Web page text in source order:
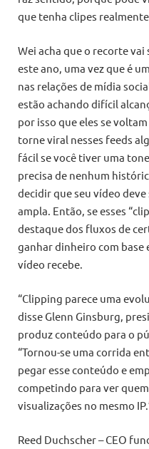
que tenha clipes
Wei acha que o recorte
este ano, uma vez que é
nas relações de mídia
estão achando difícil
por isso que eles se
torne viral nesses feeds
fácil se você tiver uma
precisa de nenhum
decidir que seu vídeo
ampla. Então, se esses
destaque dos fluxos de
ganhar dinheiro com base
vídeo recebe.
“Clipping parece uma
disse Glenn Ginsburg,
produz conteúdo para o
“Tornou-se uma corrida
pegar esse conteúdo e
competindo para ver
visualizações no mesmo
Reed Duchscher – CEO